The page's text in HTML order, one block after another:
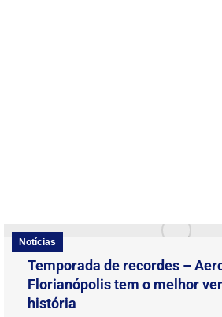
Notícias
Temporada de recordes –
Florianópolis tem o melhor
história